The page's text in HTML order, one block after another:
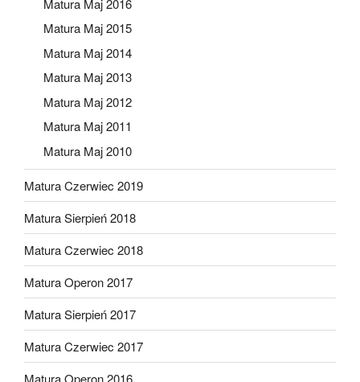
Matura Maj 2016
Matura Maj 2015
Matura Maj 2014
Matura Maj 2013
Matura Maj 2012
Matura Maj 2011
Matura Maj 2010
Matura Czerwiec 2019
Matura Sierpień 2018
Matura Czerwiec 2018
Matura Operon 2017
Matura Sierpień 2017
Matura Czerwiec 2017
Matura Operon 2016